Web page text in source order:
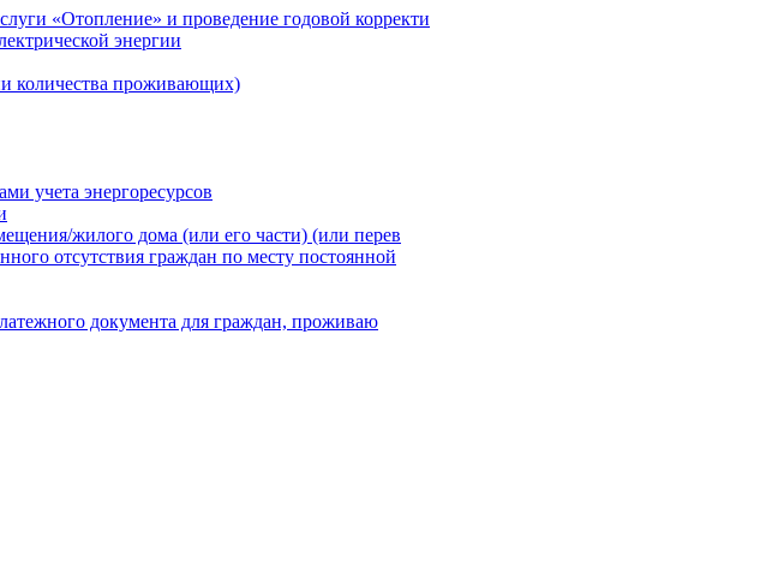
«Отопление» и проведение годовой корректи
энергии
количества проживающих)
учета энергоресурсов
жилого дома (или его части) (или перев
отсутствия граждан по месту постоянной
документа для граждан, проживаю